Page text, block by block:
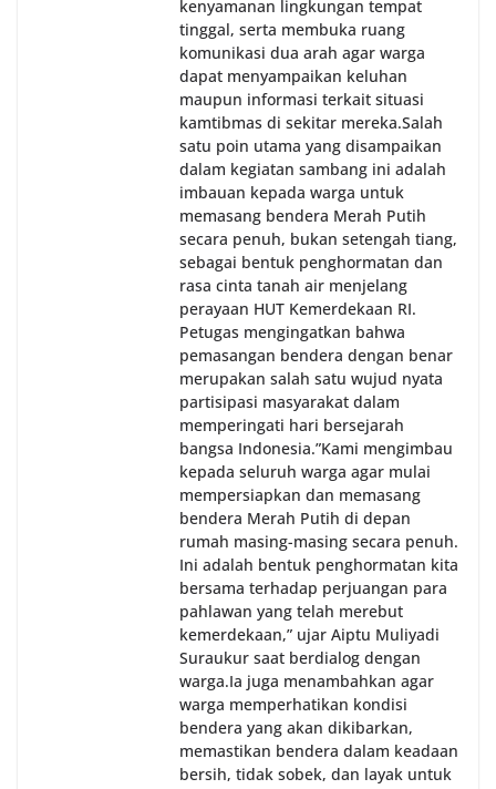
kenyamanan lingkungan tempat
tinggal, serta membuka ruang
komunikasi dua arah agar warga
dapat menyampaikan keluhan
maupun informasi terkait situasi
kamtibmas di sekitar mereka.‎‎‎Salah
satu poin utama yang disampaikan
dalam kegiatan sambang ini adalah
imbauan kepada warga untuk
memasang bendera Merah Putih
secara penuh, bukan setengah tiang,
sebagai bentuk penghormatan dan
rasa cinta tanah air menjelang
perayaan HUT Kemerdekaan RI.
Petugas mengingatkan bahwa
pemasangan bendera dengan benar
merupakan salah satu wujud nyata
partisipasi masyarakat dalam
memperingati hari bersejarah
bangsa Indonesia.‎‎”Kami mengimbau
kepada seluruh warga agar mulai
mempersiapkan dan memasang
bendera Merah Putih di depan
rumah masing-masing secara penuh.
Ini adalah bentuk penghormatan kita
bersama terhadap perjuangan para
pahlawan yang telah merebut
kemerdekaan,” ujar Aiptu Muliyadi
Suraukur saat berdialog dengan
warga.‎‎Ia juga menambahkan agar
warga memperhatikan kondisi
bendera yang akan dikibarkan,
memastikan bendera dalam keadaan
bersih, tidak sobek, dan layak untuk